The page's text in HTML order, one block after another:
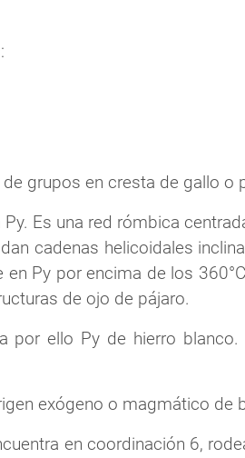
grupos en cresta de gallo o
Es una red rómbica
cadenas helicoidales
Py por encima de los
de ojo de pájaro.
por ello Py de hierro blanco.
exógeno o magmático de
en coordinación 6,